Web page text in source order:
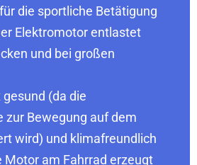
die sportliche Betätigung
Elektromotor entlastet
und bei großen
(da die
zur Bewegung auf dem
wird) und klimafreundlich
Motor am Fahrrad erzeugt